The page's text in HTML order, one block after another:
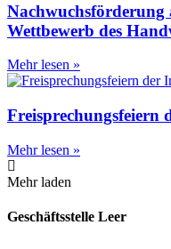
Wettbewerb des
Mehr lesen »
Freisprechungsfeiern
Mehr lesen »
Mehr laden
Geschäftsstelle Leer